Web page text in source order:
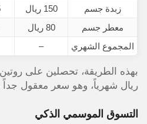
زبدة جسم
150 ريال
معطر جسم
80 ريال
المجموع الشهري
–
ريال شهرياً، وهو سعر معقول جداً
التسوق الموسمي الذكي